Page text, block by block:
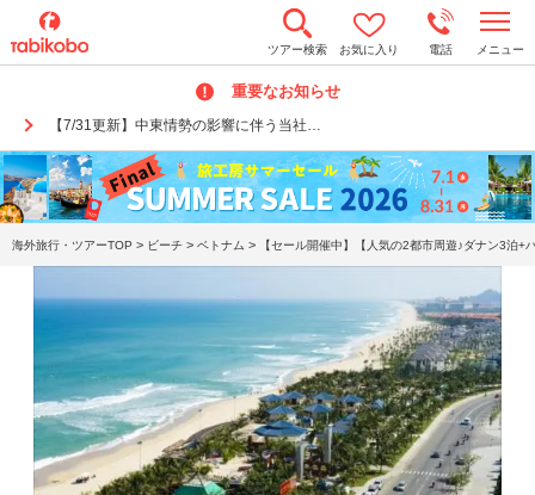
ツアー検索 お気に入り 電話 メニュー
重要なお知らせ
【7/31更新】中東情勢の影響に伴う当社…
o
n
a
v
i
g
a
i
o
n
海外旅行・ツアーTOP > ビーチ > ベトナム > 【セール開催中】【人気の2都市周遊♪ダナン3泊